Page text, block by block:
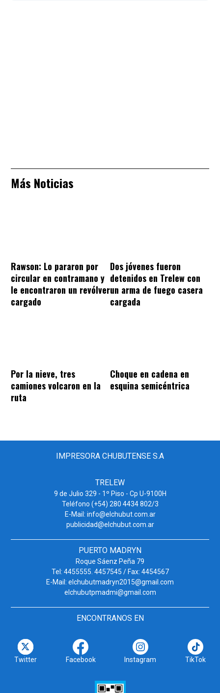
Más Noticias
Rawson: Lo pararon por
circular en contramano y
le encontraron un revólver
cargado
Dos jóvenes fueron
detenidos en Trelew con
un arma de fuego casera
cargada
Por la nieve, tres
camiones volcaron en la
ruta
Choque en cadena en
esquina semicéntrica
IMPRESORA CHUBUTENSE S.A
TRELEW
9 de Julio 329 - 1º Piso - Cp U-9100H
Teléfono (+54) 280 4434 802/3
E-Mail: info@elchubut.com.ar
publicidad@elchubut.com.ar
PUERTO MADRYN
Roque Sáenz Peña 79
Tel: 4455555. 4457545 / Fax: 4454567
E-Mail: elchubutmadryn2015@gmail.com
elchubutpmadmi@gmail.com
ENCONTRANOS EN
Twitter Facebook Instagram TikTok